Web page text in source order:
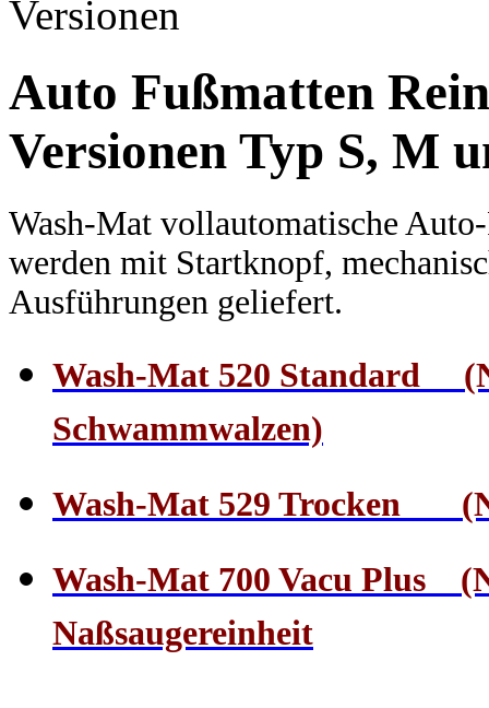
Auto Fußmatten
Versionen Typ S, M
Wash-Mat vollautomatische
werden mit Startknopf,
Ausführungen geliefert.
Wash-Mat 520 Standard
Schwammwalzen)
Wash-Mat 529 Trocken
Wash-Mat 700 Vacu Plus
Naßsaugereinheit